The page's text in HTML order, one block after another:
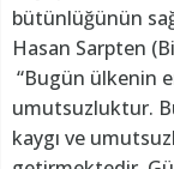
bütünlüğünün
Hasan Sarpten
“Bugün ülkenin
umutsuzluktur.
kaygı ve